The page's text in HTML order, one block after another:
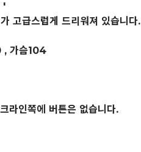
'
고급스럽게 드리워져 있습니다.
, 가슴104
라인쪽에 버튼은 없습니다.